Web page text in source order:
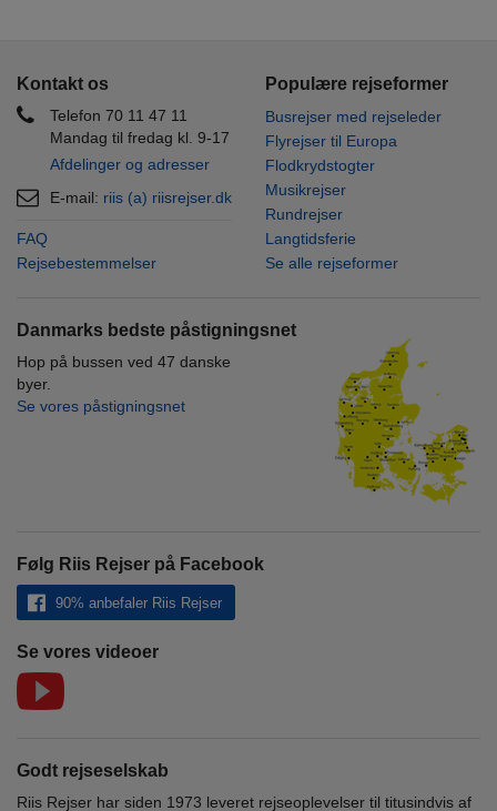
Kontakt os
Telefon 70 11 47 11
Mandag til fredag kl. 9-17
Afdelinger og adresser
E-mail: riis (a) riisrejser.dk
FAQ
Rejsebestemmelser
Populære rejseformer
Busrejser med rejseleder
Flyrejser til Europa
Flodkrydstogter
Musikrejser
Rundrejser
Langtidsferie
Se alle rejseformer
Danmarks bedste påstigningsnet
Hop på bussen ved 47 danske
byer.
Se vores påstigningsnet
Følg Riis Rejser på Facebook
90% anbefaler Riis Rejser
Se vores videoer
Godt rejseselskab
Riis Rejser har siden 1973 leveret rejseoplevelser til titusindvis af